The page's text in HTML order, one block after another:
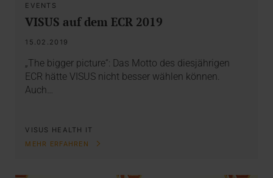
EVENTS
VISUS auf dem ECR 2019
15.02.2019
„The bigger picture“: Das Motto des diesjährigen
ECR hätte VISUS nicht besser wählen können.
Auch…
VISUS HEALTH IT
MEHR ERFAHREN